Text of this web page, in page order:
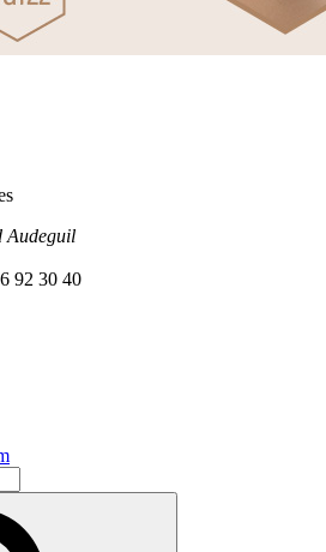
Audeguil
92 30 40